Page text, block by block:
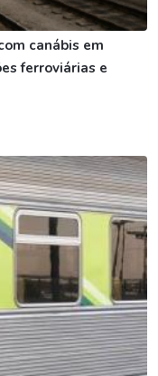
canábis em
ferroviárias e